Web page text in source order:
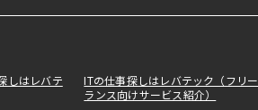
しはレバテ
ITの仕事探しはレバテック（フリー
ランス向けサービス紹介）